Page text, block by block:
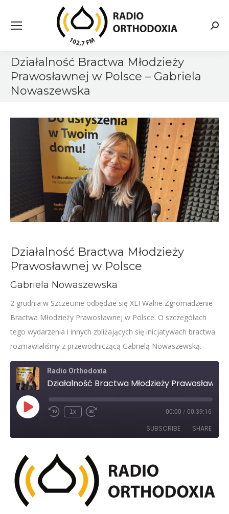
Działalność Bractwa Młodzieży
Prawosławnej w Polsce – Gabriela
Nowaszewska
Działalność Bractwa Młodzieży
Prawosławnej w Polsce
Gabriela Nowaszewska
2 grudnia w Szczecinie odbędzie się XLI Walne Zgromadzenie
Bractwa Młodzieży Prawosławnej w Polsce. O szczegółach
tego wydarzenia i innych zbliżających się inicjatywach bractwa
rozmawialiśmy z przewodniczącą Gabrielą Nowaszewską.
Radio Orthodoxia
Play
EpisodeRewind
1x
Fast
seconds
00:00 / 00:39:16
SUBSCRIBE SHARE
RSS FEED
SHARE
LINK
EMBED